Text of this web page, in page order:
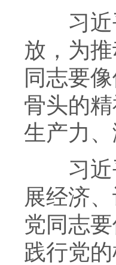
习近平
放，为
同志要
骨头的
生产力
习近平
展经济
党同志
践行党